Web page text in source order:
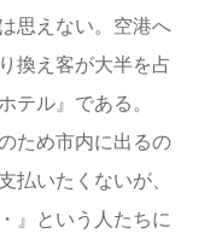
思えない。空港へ
換え客が大半を占
テル』である。
ため市内に出るの
払いたくないが、
』という人たちに